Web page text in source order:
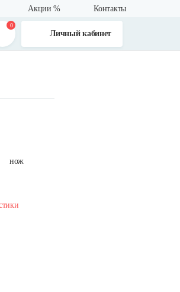
Акции % Контакты
0
Личный кабинет
нож